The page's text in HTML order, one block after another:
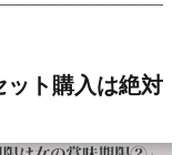
ット購入は絶対